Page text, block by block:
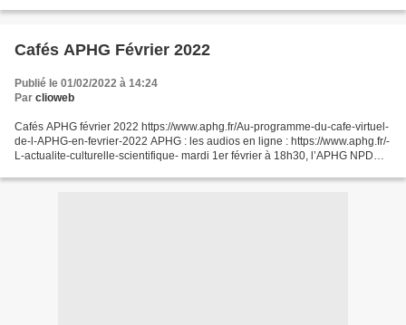
Cafés APHG Février 2022
Publié le 01/02/2022 à 14:24
Par clioweb
Cafés APHG février 2022 https://www.aphg.fr/Au-programme-du-cafe-virtuel-
de-l-APHG-en-fevrier-2022 APHG : les audios en ligne : https://www.aphg.fr/-
L-actualite-culturelle-scientifique- mardi 1er février à 18h30, l’APHG NPDC